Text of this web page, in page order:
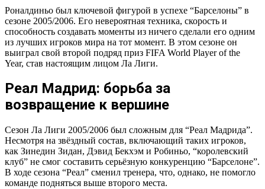
Роналдиньо был ключевой фигурой в успехе “Барселоны” в
сезоне 2005/2006. Его невероятная техника, скорость и
способность создавать моменты из ничего сделали его одним
из лучших игроков мира на тот момент. В этом сезоне он
выиграл свой второй подряд приз FIFA World Player of the
Year, став настоящим лицом Ла Лиги.
Реал Мадрид: борьба за
возвращение к вершине
Сезон Ла Лиги 2005/2006 был сложным для “Реал Мадрида”.
Несмотря на звёздный состав, включающий таких игроков,
как Зинедин Зидан, Дэвид Бекхэм и Робиньо, “королевский
клуб” не смог составить серьёзную конкуренцию “Барселоне”.
В ходе сезона “Реал” сменил тренера, что, однако, не помогло
команде подняться выше второго места.